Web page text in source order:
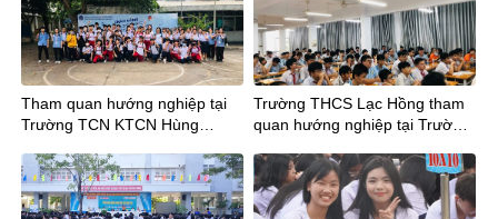
Tham quan hướng nghiệp tại
Trường TCN KTCN Hùng
THCS Chu Văn An và THCS
Hậu Giang
Trường THCS Lạc Hồng tham
quan hướng nghiệp tại Trường
ghệ Hùng Vương